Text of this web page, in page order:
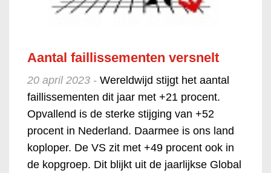
Aantal faillissementen versnelt
20 april 2023 - Wereldwijd stijgt het aantal
faillissementen dit jaar met +21 procent.
Opvallend is de sterke stijging van +52
procent in Nederland. Daarmee is ons land
koploper. De VS zit met +49 procent ook in
de kopgroep. Dit blijkt uit de jaarlijkse Global